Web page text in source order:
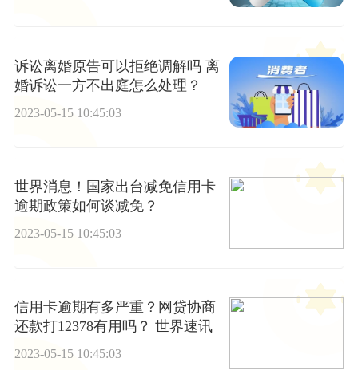
诉讼离婚原告可以拒绝调解吗 离
婚诉讼一方不出庭怎么处理？
2023-05-15 10:45:03
世界消息！国家出台减免信用卡
逾期政策如何谈减免？
2023-05-15 10:45:03
信用卡逾期有多严重？网贷协商
还款打12378有用吗？ 世界速讯
2023-05-15 10:45:03